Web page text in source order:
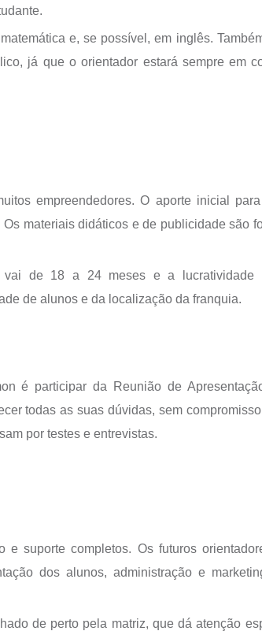
e, se possível, em inglês.
já que o orientador estará sempre em
empreendedores. O aporte inicial
materiais didáticos e de publicidade são
vai de 18 a 24 meses e a lucratividade
de alunos e da localização da franquia.
é participar da Reunião de
todas as suas dúvidas, sem
por testes e entrevistas.
e suporte completos. Os futuros
dos alunos, administração e
de perto pela matriz, que dá atenção